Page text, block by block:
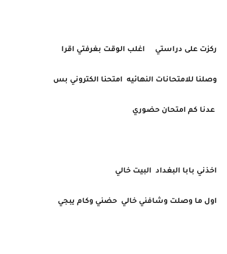
ركزت على دراستي اغلب الوقت بغرفتي اقرا
وصلنا للامتحانات النهائيه امتحنا الكتروني بس
عدنا كم امتحان حضوري
اخذني بابا البغداد البيت خالي
اول ما وصلت وشافني خالي حضني وكام يبجي